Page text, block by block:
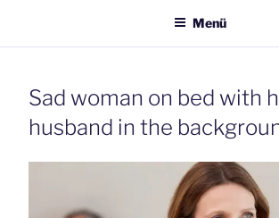
Menü
Sad woman on bed with
husband in the